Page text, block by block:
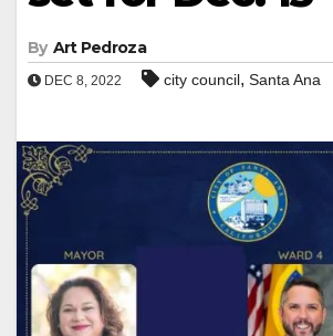
By Art Pedroza
DEC 8, 2022 city council, Santa Ana